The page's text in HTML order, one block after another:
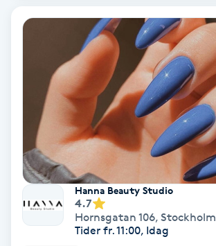
Kiropraktik
Klangmassage
Klippning
Klippning & Slingor
Klippning ungdom
Koppningsmassage
Hanna Beauty Studio
4.7
Hornsgatan 106, Stockholm
Tider fr. 11:00, Idag